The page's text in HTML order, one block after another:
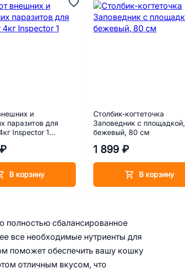
полностью сбалансированное
все необходимые нутриенты для
поможет обеспечить вашу кошку
отличным вкусом, что
и
паразитов для
Inspector 1
В корзину
Столбик-когтеточка
Заповедник с площадкой,
бежевый, 80 см
1 899 ₽
В корзину